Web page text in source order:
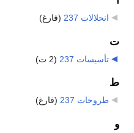
انحلالات 237 (فارغ)
ت
تأسيسات 237 (2 ت)
ط
طروحات 237 (فارغ)
و